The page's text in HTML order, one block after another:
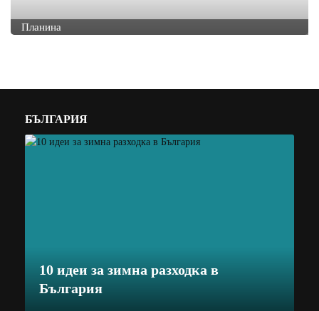
Планина
БЪЛГАРИЯ
10 идеи за зимна разходка в
България